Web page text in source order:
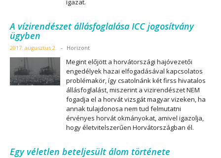
igazat.
A vízirendészet állásfoglalása ICC jogosítvány
ügyben
2017. augusztus 2. - Horizont
Megint előjött a horvátországi hajóvezetői
engedélyek hazai elfogadásával kapcsolatos
problémakör, így csatolnánk két firss hivatalos
állásfoglalást, miszerint a vizirendészet NEM
fogadja el a horvát vizsgát magyar vizeken, ha
annak tulajdonosa nem tud felmutatni
érvényes horvát okmányokat, amivel igazolja,
hogy életvitelszerűen Horvátországban él.
Egy véletlen beteljesült álom története